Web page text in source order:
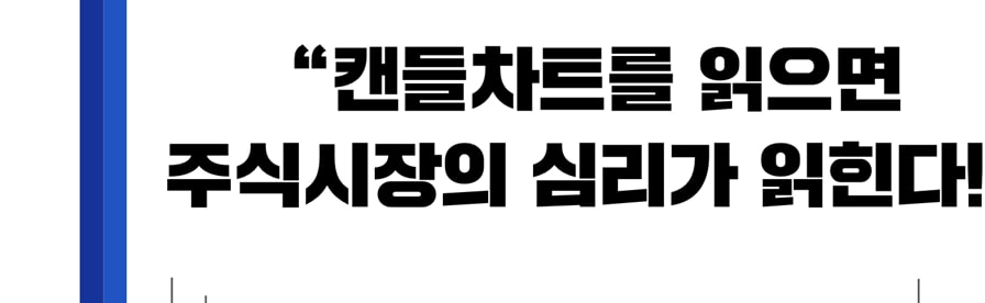
이 차트는 무엇일까? | 정말 제대로 분석하고 있는 것일까? | 혼란스러운 상황에서도 핵심을 읽으려면 | 상투임을 경고한 ‘신
캔들의 일생과 시세의 흐름은 함께 움직인다
03 ‘캔들’에는 무엇이 담겼는가
장대양봉 | 장대음봉 | 양봉 | 음봉 | 십자선 | 투자자의 심리 변화를 주목하라 | 더욱 정확한 정보가 드러나는 복합선